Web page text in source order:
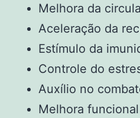
Melhora da
Aceleração da
Estímulo da
Controle do
Auxílio no
Melhora